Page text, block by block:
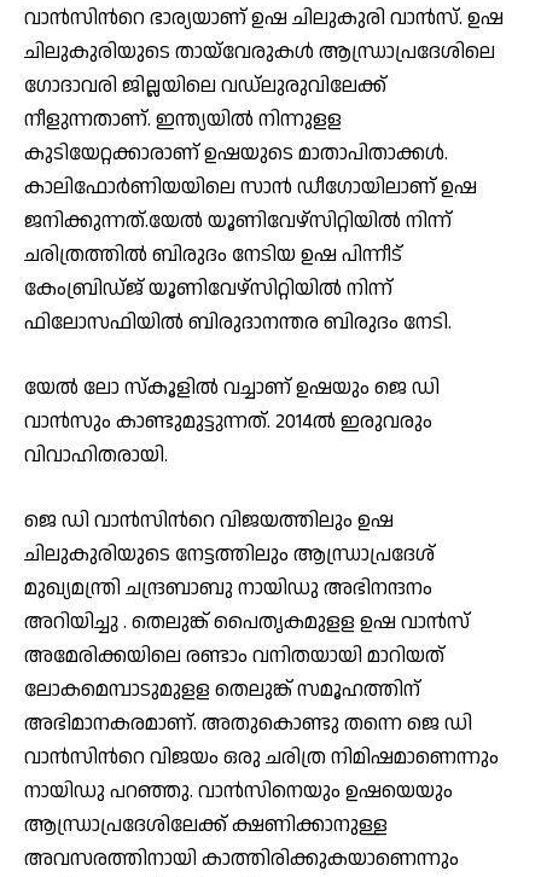
വാൻസിന്‍റെ ഭാര്യയാണ് ഉഷ ചിലുകുരി വാന്‍സ്. ഉഷ
ചിലുകുരിയുടെ തായ്‌വേരുകള്‍ ആന്ധ്രാപ്രദേശിലെ
ഗോദാവരി ജില്ലയിലെ വഡ്‌ലുരുവിലേക്ക്
നീളുന്നതാണ്. ഇന്ത്യയില്‍ നിന്നുളള
കുടിയേറ്റക്കാരാണ് ഉഷയുടെ മാതാപിതാക്കള്‍.
കാലിഫോർണിയയിലെ സാൻ ഡീഗോയിലാണ് ഉഷ
ജനിക്കുന്നത്.യേൽ യൂണിവേഴ്‌സിറ്റിയിൽ നിന്ന്
ചരിത്രത്തിൽ ബിരുദം നേടിയ ഉഷ പിന്നീട്
കേംബ്രിഡ്‌ജ് യൂണിവേഴ്‌സിറ്റിയിൽ നിന്ന്
ഫിലോസഫിയില്‍ ബിരുദാനന്തര ബിരുദം നേടി.
യേൽ ലോ സ്‌കൂളിൽ വച്ചാണ് ഉഷയും ജെ ഡി
വാൻസും കാണ്ടുമുട്ടുന്നത്. 2014ല്‍ ഇരുവരും
വിവാഹിതരായി.
ജെ ഡി വാൻസിന്‍റെ വിജയത്തിലും ഉഷ
ചിലുകുരിയുടെ നേട്ടത്തിലും ആന്ധ്രാപ്രദേശ്
മുഖ്യമന്ത്രി ചന്ദ്രബാബു നായിഡു അഭിനന്ദനം
അറിയിച്ചു . തെലുങ്ക് പൈതൃകമുളള ഉഷ വാൻസ്
അമേരിക്കയിലെ രണ്ടാം വനിതയായി മാറിയത്
ലോകമെമ്പാടുമുളള തെലുങ്ക് സമൂഹത്തിന്
അഭിമാനകരമാണ്. അതുകൊണ്ടു തന്നെ ജെ ഡി
വാൻസിന്‍റെ വിജയം ഒരു ചരിത്ര നിമിഷമാണെന്നും
നായിഡു പറഞ്ഞു. വാൻസിനെയും ഉഷയെയും
ആന്ധ്രാപ്രദേശിലേക്ക് ക്ഷണിക്കാനുള്ള
അവസരത്തിനായി കാത്തിരിക്കുകയാണെന്നും